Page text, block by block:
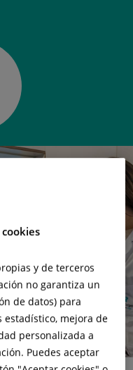
y de terceros
no garantiza un
de datos) para
mejora de
personalizada a
Puedes aceptar